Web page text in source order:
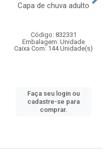
Capa de chuva adulto
Código: 832331
Embalagem: Unidade
Caixa Com: 144 Unidade(s)
Faça seu login ou
cadastre-se para
comprar.